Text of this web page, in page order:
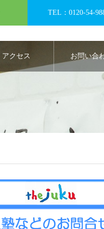
TEL：0120-54-
アクセス お問い合